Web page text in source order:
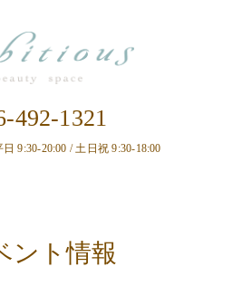
492-1321
日 9:30-20:00 / 土日祝 9:30-18:00
ント情報